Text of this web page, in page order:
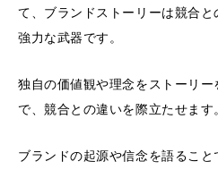
て、ブランドストーリーは競合
強力な武器です。
独自の価値観や理念をストーリ
で、競合との違いを際立たせます。
ブランドの起源や信念を語るこ